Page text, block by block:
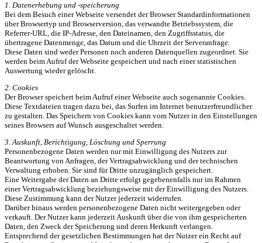
1. Datenerhebung und -speicherung
Bei dem Besuch einer Webseite versendet der Browser Standardinformationen
über Browsertyp und Browserversion, das verwandte Betriebssystem, die
Referrer-URL, die IP-Adresse, den Dateinamen, den Zugriffsstatus, die
übertragene Datenmenge, das Datum und die Uhrzeit der Serveranfrage.
Diese Daten sind weder Personen noch anderen Datenquellen zugeordnet. Sie
werden beim Aufruf der Webseite gespeichert und nach einer statistischen
Auswertung wieder gelöscht.
2. Cookies
Der Browser speichert beim Aufruf einer Webseite auch sogenannte Cookies.
Diese Textdateien tragen dazu bei, das Surfen im Internet benutzerfreundlicher
zu gestalten. Das Speichern von Cookies kann vom Nutzer in den Einstellungen
seines Browsers auf Wunsch ausgeschaltet werden.
3. Auskunft, Berichtigung, Löschung und Sperrung
Personenbezogene Daten werden nur mit Einwilligung des Nutzers zur
Beantwortung von Anfragen, der Vertragsabwicklung und der technischen
Verwaltung erhoben. Sie sind für Dritte unzugänglich gespeichert.
Eine Weitergabe der Daten an Dritte erfolgt gegebenenfalls nur im Rahmen
einer Vertragsabwicklung beziehungsweise mit der Einwilligung des Nutzers.
Diese Zustimmung kann der Nutzer jederzeit widerrufen.
Darüber hinaus werden personenbezogene Daten nicht weitergegeben oder
verkauft. Der Nutzer kann jederzeit Auskunft über die von ihm gespeicherten
Daten, den Zweck der Speicherung und deren Herkunft verlangen.
Entsprechend der gesetzlichen Bestimmungen hat der Nutzer ein Recht auf